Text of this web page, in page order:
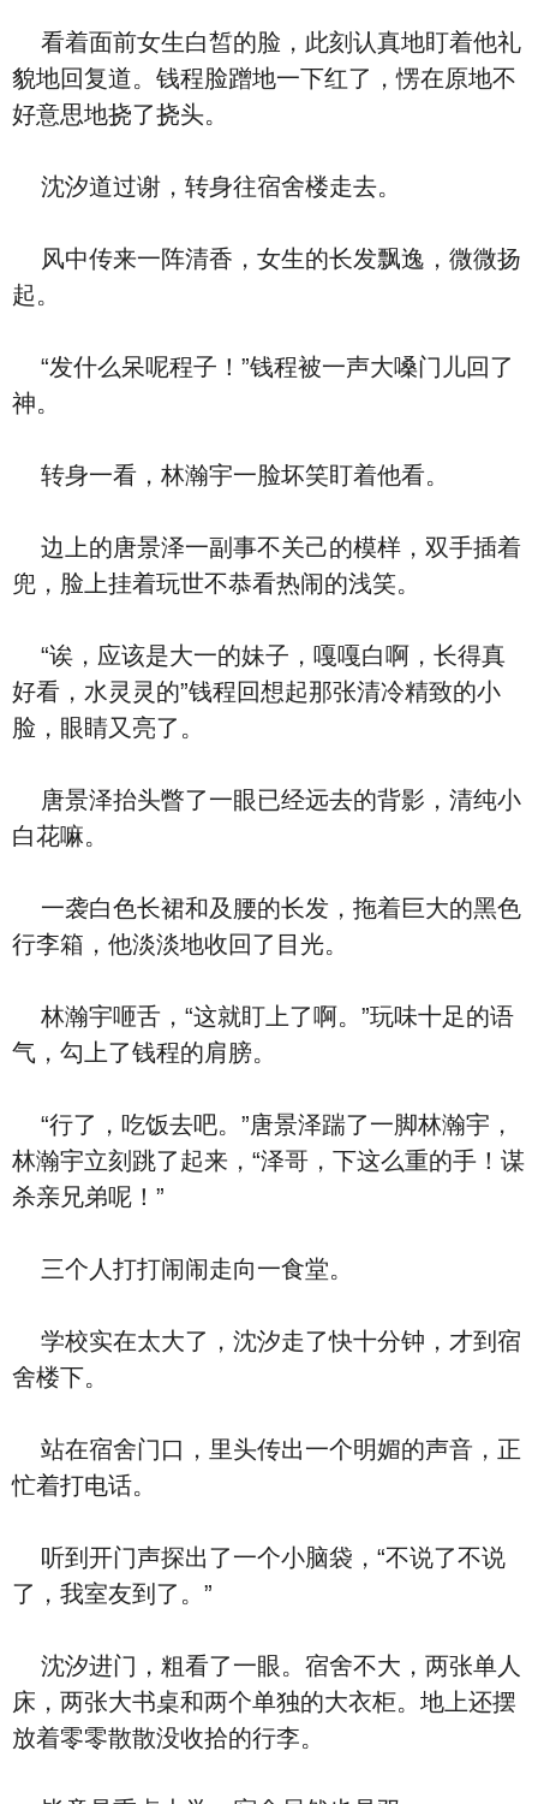
看着面前女生白皙的脸，此刻认真地盯着他礼
貌地回复道。钱程脸蹭地一下红了，愣在原地不
好意思地挠了挠头。
沈汐道过谢，转身往宿舍楼走去。
风中传来一阵清香，女生的长发飘逸，微微扬
起。
“发什么呆呢程子！”钱程被一声大嗓门儿回了
神。
转身一看，林瀚宇一脸坏笑盯着他看。
边上的唐景泽一副事不关己的模样，双手插着
兜，脸上挂着玩世不恭看热闹的浅笑。
“诶，应该是大一的妹子，嘎嘎白啊，长得真
好看，水灵灵的”钱程回想起那张清冷精致的小
脸，眼睛又亮了。
唐景泽抬头瞥了一眼已经远去的背影，清纯小
白花嘛。
一袭白色长裙和及腰的长发，拖着巨大的黑色
行李箱，他淡淡地收回了目光。
林瀚宇咂舌，“这就盯上了啊。”玩味十足的语
气，勾上了钱程的肩膀。
“行了，吃饭去吧。”唐景泽踹了一脚林瀚宇，
林瀚宇立刻跳了起来，“泽哥，下这么重的手！谋
杀亲兄弟呢！”
三个人打打闹闹走向一食堂。
学校实在太大了，沈汐走了快十分钟，才到宿
舍楼下。
站在宿舍门口，里头传出一个明媚的声音，正
忙着打电话。
听到开门声探出了一个小脑袋，“不说了不说
了，我室友到了。”
沈汐进门，粗看了一眼。宿舍不大，两张单人
床，两张大书桌和两个单独的大衣柜。地上还摆
放着零零散散没收拾的行李。